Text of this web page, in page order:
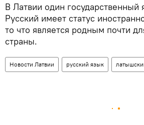
В Латвии один
Русский имеет статус
то что является родным почти
страны.
Новости Латвии русский язык